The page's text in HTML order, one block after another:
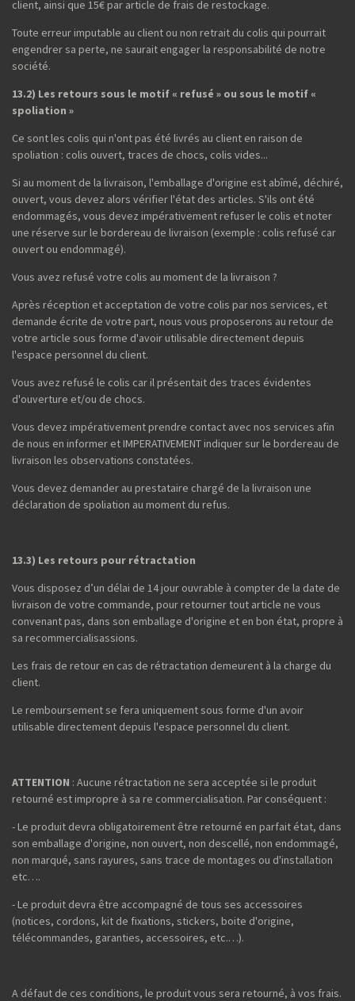
client, ainsi que 15€ par article de frais de restockage.
Toute erreur imputable au client ou non retrait du colis qui pourrait
engendrer sa perte, ne saurait engager la responsabilité de notre
société.
13.2) Les retours sous le motif « refusé » ou sous le motif «
spoliation »
Ce sont les colis qui n'ont pas été livrés au client en raison de
spoliation : colis ouvert, traces de chocs, colis vides...
Si au moment de la livraison, l'emballage d'origine est abîmé, déchiré,
ouvert, vous devez alors vérifier l'état des articles. S'ils ont été
endommagés, vous devez impérativement refuser le colis et noter
une réserve sur le bordereau de livraison (exemple : colis refusé car
ouvert ou endommagé).
Vous avez refusé votre colis au moment de la livraison ?
Après réception et acceptation de votre colis par nos services, et
demande écrite de votre part, nous vous proposerons au retour de
votre article sous forme d'avoir utilisable directement depuis
l'espace personnel du client.
Vous avez refusé le colis car il présentait des traces évidentes
d'ouverture et/ou de chocs.
Vous devez impérativement prendre contact avec nos services afin
de nous en informer et IMPERATIVEMENT indiquer sur le bordereau de
livraison les observations constatées.
Vous devez demander au prestataire chargé de la livraison une
déclaration de spoliation au moment du refus.
13.3) Les retours pour rétractation
Vous disposez d’un délai de 14 jour ouvrable à compter de la date de
livraison de votre commande, pour retourner tout article ne vous
convenant pas, dans son emballage d'origine et en bon état, propre à
sa recommercialisassions.
Les frais de retour en cas de rétractation demeurent à la charge du
client.
Le remboursement se fera uniquement sous forme d'un avoir
utilisable directement depuis l'espace personnel du client.
ATTENTION : Aucune rétractation ne sera acceptée si le produit
retourné est impropre à sa re commercialisation. Par conséquent :
- Le produit devra obligatoirement être retourné en parfait état, dans
son emballage d'origine, non ouvert, non descellé, non endommagé,
non marqué, sans rayures, sans trace de montages ou d'installation
etc….
- Le produit devra être accompagné de tous ses accessoires
(notices, cordons, kit de fixations, stickers, boite d'origine,
télécommandes, garanties, accessoires, etc.…).
A défaut de ces conditions, le produit vous sera retourné, à vos frais.